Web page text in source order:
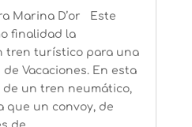
Marina D’or Este
finalidad la
tren turístico para una
Vacaciones. En esta
de un tren neumático,
que un convoy, de